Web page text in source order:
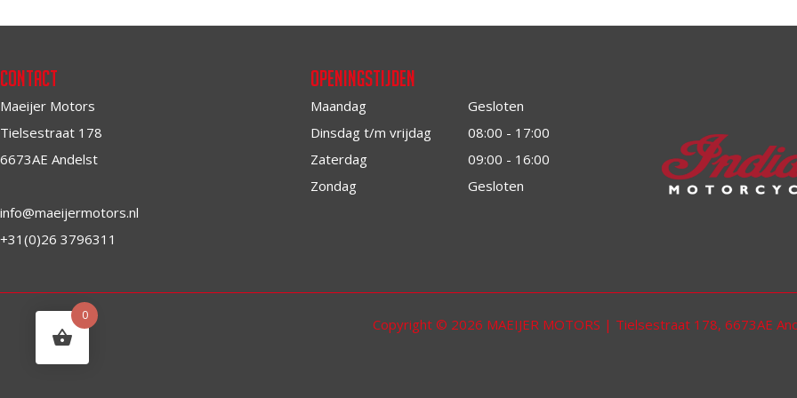
Contact
Maeijer Motors
Tielsestraat 178
6673AE Andelst
info@maeijermotors.nl
+31(0)26 3796311
Openingstijden
Maandag
Gesloten
Dinsdag t/m vrijdag
08:00 - 17:00
Zaterdag
09:00 - 16:00
Zondag
Gesloten
Copyright © 2026 MAEIJER MOTORS | Tielsestraat 178, 6673AE
0